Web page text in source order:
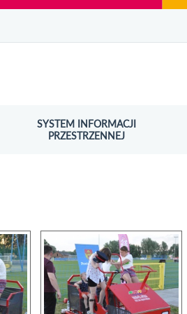
SYSTEM INFORMACJI
PRZESTRZENNEJ
OTWORZY SIĘ W NOWYM OKNIE